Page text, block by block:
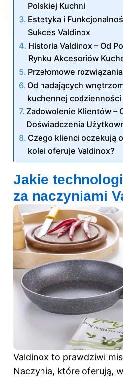
Polskiej Kuchni
Estetyka i
Sukces Valdinox
Historia Valdinox – Od
Rynku Akcesoriów
Przełomowe
Od nadających
kuchennej codzienności
Zadowolenie Klientów –
Doświadczenia
Czego klienci oczekują
kolei oferuje Valdinox?
Jakie
za naczyniami
Valdinox to prawdziwi
Naczynia, które oferują,